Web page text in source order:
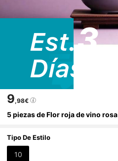
9,98€
5 piezas de Flor roja de vino rosa
Tipo De Estilo
10